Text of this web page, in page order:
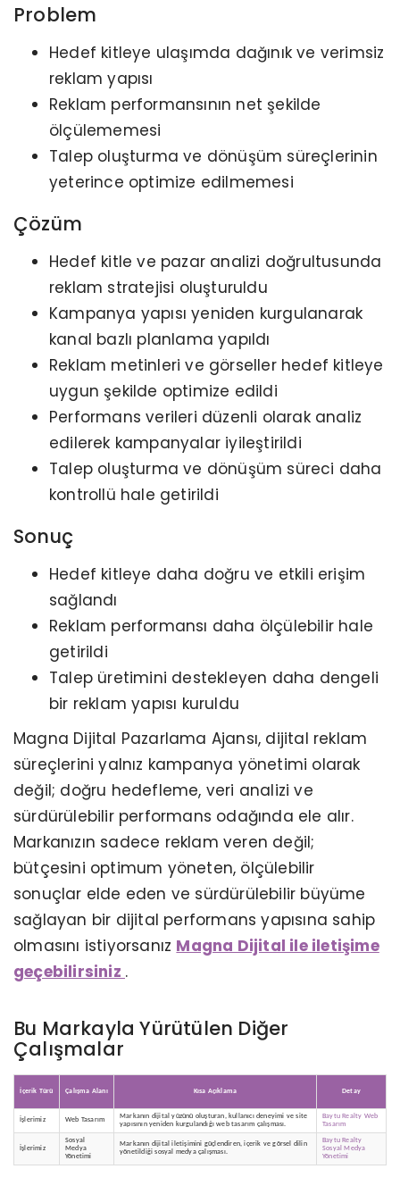
Problem
Hedef kitleye ulaşımda dağınık ve verimsiz
reklam yapısı
Reklam performansının net şekilde
ölçülememesi
Talep oluşturma ve dönüşüm süreçlerinin
yeterince optimize edilmemesi
Çözüm
Hedef kitle ve pazar analizi doğrultusunda
reklam stratejisi oluşturuldu
Kampanya yapısı yeniden kurgulanarak
kanal bazlı planlama yapıldı
Reklam metinleri ve görseller hedef kitleye
uygun şekilde optimize edildi
Performans verileri düzenli olarak analiz
edilerek kampanyalar iyileştirildi
Talep oluşturma ve dönüşüm süreci daha
kontrollü hale getirildi
Sonuç
Hedef kitleye daha doğru ve etkili erişim
sağlandı
Reklam performansı daha ölçülebilir hale
getirildi
Talep üretimini destekleyen daha dengeli
bir reklam yapısı kuruldu
Magna Dijital Pazarlama Ajansı, dijital reklam
süreçlerini yalnız kampanya yönetimi olarak
değil; doğru hedefleme, veri analizi ve
sürdürülebilir performans odağında ele alır. ​​​​​
Markanızın sadece reklam veren değil;
bütçesini optimum yöneten, ölçülebilir
sonuçlar elde eden ve sürdürülebilir büyüme
sağlayan bir dijital performans yapısına sahip
olmasını istiyorsanız Magna Dijital ile iletişime
geçebilirsiniz .
Bu Markayla Yürütülen Diğer
Çalışmalar
İçerik Türü Çalışma Alanı Kısa Açıklama Detay
İşlerimiz Web Tasarım
Markanın dijital yüzünü oluşturan, kullanıcı deneyimi ve site
yapısının yeniden kurgulandığı web tasarım çalışması.
Baytu Realty Web
Tasarım
İşlerimiz
Sosyal
Medya
Yönetimi
Markanın dijital iletişimini güçlendiren, içerik ve görsel dilin
yönetildiği sosyal medya çalışması.
Baytu Realty
Sosyal Medya
Yönetimi
KERVAN GIDA - TANITIM ANIMASYON